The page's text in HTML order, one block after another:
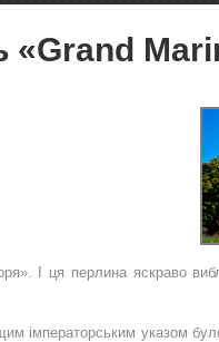
«Grand
І ця перлина яскраво
імператорським указом